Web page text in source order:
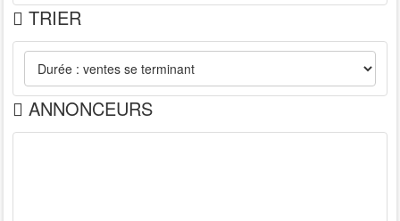
TRIER
ANNONCEURS